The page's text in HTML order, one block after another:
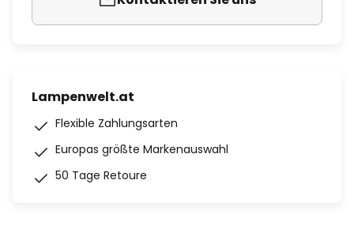
Lampenwelt.at
Flexible Zahlungsarten
Europas größte Markenauswahl
50 Tage Retoure